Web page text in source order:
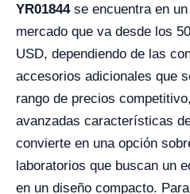
YR01844se encuentra en
mercado que va desde los
USD, dependiendo de las
accesorios adicionales que
rango de precios
avanzadas características
convierte en una opción
laboratorios que buscan un
en un diseño compacto.